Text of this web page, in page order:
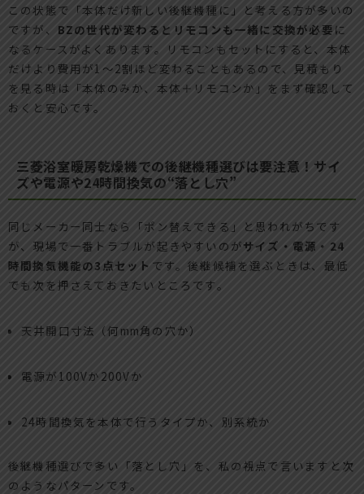
この状態で「本体だけ新しい後継機種に」と考える方が多いの
ですが、 BZの世代が変わるとリモコンも一緒に交換が必要 に
なるケースがよくあります。リモコンもセットにすると、本体
だけより費用が1〜2割ほど変わることもあるので、見積もり
を見る時は「本体のみか、本体＋リモコンか」をまず確認して
おくと安心です。
三菱浴室暖房乾燥機での後継機種選びは要注意！サイ
ズや電源や24時間換気の“落とし穴”
同じメーカー同士なら「ポン替えできる」と思われがちです
が、現場で一番トラブルが起きやすいのがサイズ・電源・24
時間換気機能の3点セット です。後継候補を選ぶときは、最低
でも次を押さえておきたいところです。
天井開口寸法（何mm角の穴か）
電源が100Vか200Vか
24時間換気を本体で行うタイプか、別系統か
後継機種選びで多い「落とし穴」を、私の視点で言いますと次
のようなパターンです。